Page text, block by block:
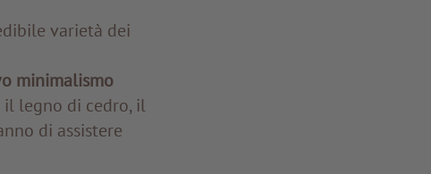
varietà dei
minimalismo
legno di cedro, il
di assistere